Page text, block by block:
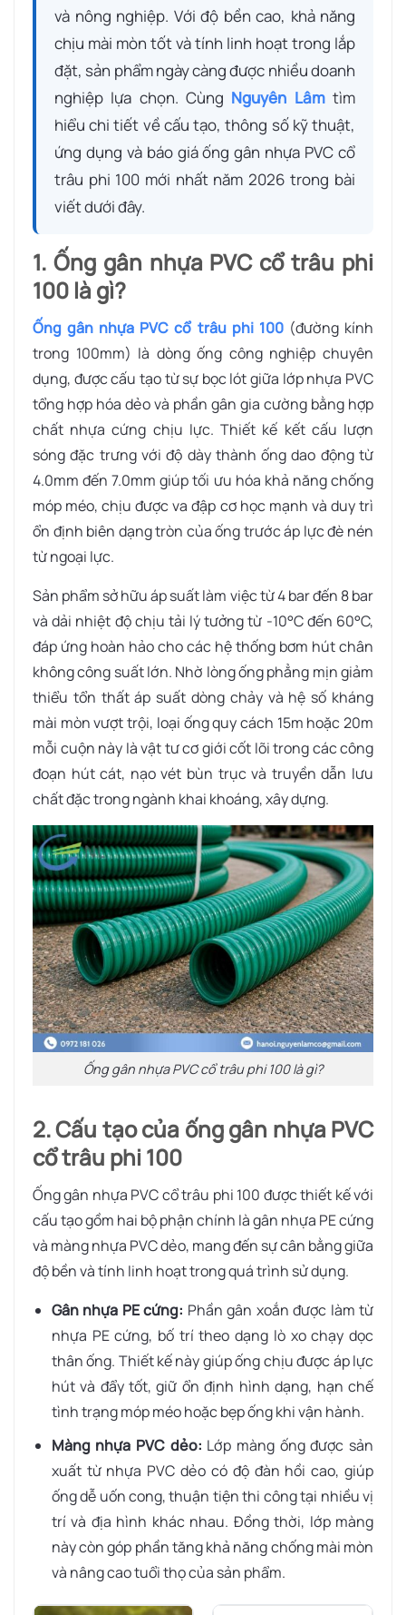
và nông nghiệp. Với độ bền cao, khả năng
chịu mài mòn tốt và tính linh hoạt trong lắp
đặt, sản phẩm ngày càng được nhiều doanh
nghiệp lựa chọn. Cùng Nguyên Lâmtìm
hiểu chi tiết về cấu tạo, thông số kỹ thuật,
ứng dụng và báo giá ống gân nhựa PVC cổ
trâu phi 100 mới nhất năm 2026 trong bài
viết dưới đây.
1. Ống gân nhựa PVC cổ trâu phi
100 là gì?
Ống gân nhựa PVC cổ trâu phi 100(đường kính
trong 100mm) là dòng ống công nghiệp chuyên
dụng, được cấu tạo từ sự bọc lót giữa lớp nhựa PVC
tổng hợp hóa dẻo và phần gân gia cường bằng hợp
chất nhựa cứng chịu lực. Thiết kế kết cấu lượn
sóng đặc trưng với độ dày thành ống dao động từ
4.0mm đến 7.0mm giúp tối ưu hóa khả năng chống
móp méo, chịu được va đập cơ học mạnh và duy trì
ổn định biên dạng tròn của ống trước áp lực đè nén
từ ngoại lực.
Sản phẩm sở hữu áp suất làm việc từ 4 bar đến 8 bar
và dải nhiệt độ chịu tải lý tưởng từ -10°C đến 60°C,
đáp ứng hoàn hảo cho các hệ thống bơm hút chân
không công suất lớn. Nhờ lòng ống phẳng mịn giảm
thiểu tổn thất áp suất dòng chảy và hệ số kháng
mài mòn vượt trội, loại ống quy cách 15m hoặc 20m
mỗi cuộn này là vật tư cơ giới cốt lõi trong các công
đoạn hút cát, nạo vét bùn trục và truyền dẫn lưu
chất đặc trong ngành khai khoáng, xây dựng.
Ống gân nhựa PVC cổ trâu phi 100 là gì?
2. Cấu tạo của ống gân nhựa PVC
cổ trâu phi 100
Ống gân nhựa PVC cổ trâu phi 100 được thiết kế với
cấu tạo gồm hai bộ phận chính là gân nhựa PE cứng
và màng nhựa PVC dẻo, mang đến sự cân bằng giữa
độ bền và tính linh hoạt trong quá trình sử dụng.
Gân nhựa PE cứng: Phần gân xoắn được làm từ
nhựa PE cứng, bố trí theo dạng lò xo chạy dọc
thân ống. Thiết kế này giúp ống chịu được áp lực
hút và đẩy tốt, giữ ổn định hình dạng, hạn chế
tình trạng móp méo hoặc bẹp ống khi vận hành.
Màng nhựa PVC dẻo: Lớp màng ống được sản
xuất từ nhựa PVC dẻo có độ đàn hồi cao, giúp
ống dễ uốn cong, thuận tiện thi công tại nhiều vị
trí và địa hình khác nhau. Đồng thời, lớp màng
này còn góp phần tăng khả năng chống mài mòn
và nâng cao tuổi thọ của sản phẩm.